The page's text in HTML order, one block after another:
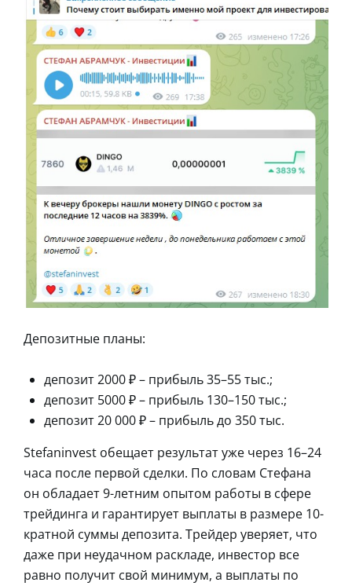
Депозитные планы:
депозит 2000 ₽ – прибыль 35–55 тыс.;
депозит 5000 ₽ – прибыль 130–150 тыс.;
депозит 20 000 ₽ – прибыль до 350 тыс.
Stefaninvest обещает результат уже через 16–24
часа после первой сделки. По словам Стефана
он обладает 9-летним опытом работы в сфере
трейдинга и гарантирует выплаты в размере 10-
кратной суммы депозита. Трейдер уверяет, что
даже при неудачном раскладе, инвестор все
равно получит свой минимум, а выплаты по